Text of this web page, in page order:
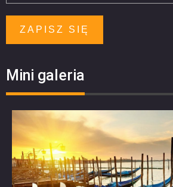
ZAPISZ SIĘ
Mini galeria